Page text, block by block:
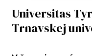
Universitas
Trnavskej